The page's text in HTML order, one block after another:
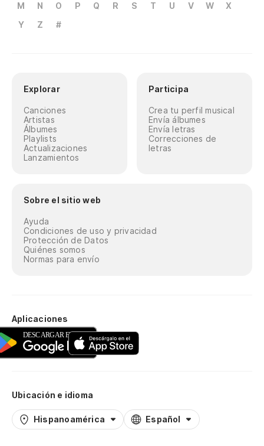
M
N O P Q R S T U V W
X
Y
Z #
Explorar
Canciones
Artistas
Álbumes
Playlists
Actualizaciones
Lanzamientos
Participa
Crea tu perfil musical
Envía álbumes
Envía letras
Correcciones de
letras
Sobre el sitio web
Ayuda
Condiciones de uso y privacidad
Protección de Datos
Quiénes somos
Normas para envío
Aplicaciones
Ubicación e idioma
Hispanoamérica Español